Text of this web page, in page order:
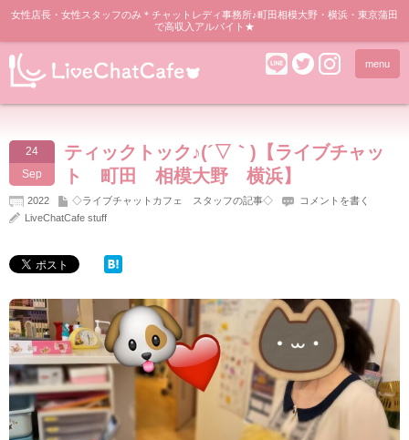
女性店長・女性スタッフのみ＊チャットレディ事務所♪町田相模大野・横浜・東京蒲田
で高収入アルバイト★
menu
24
Sep
ティックトック♪(´▽｀)【ライブチャッ
ト 町田 相模大野 横浜】
2022 ◇ライブチャットカフェ スタッフの記事◇
コメントを書く
LiveChatCafe stuff